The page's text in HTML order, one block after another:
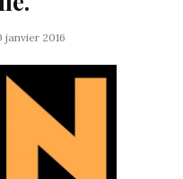
janvier 2016